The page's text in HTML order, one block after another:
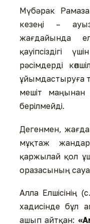
Мүбәрак
кезеңі –
жағдайында
қауіпсіздігі
рәсімдерді
ұйымдастыруға
мешіт
берілмейді.
Дегенмен,
мұқтаж
қаржылай қол
оразасының
Алла Елшісінің
хадисінде бұл
ашып айтқан: